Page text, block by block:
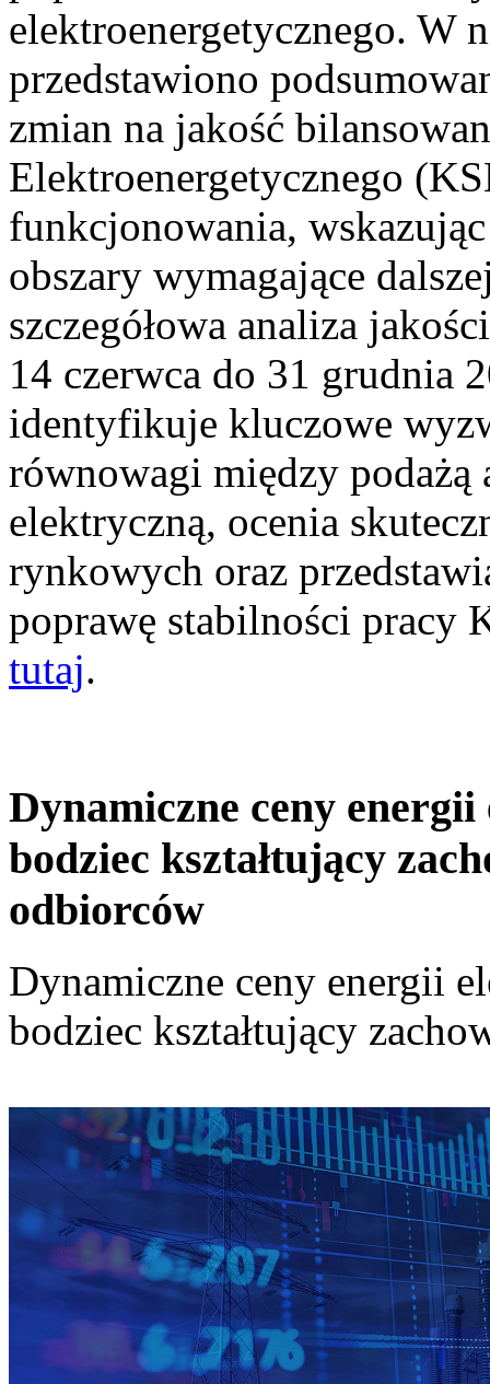
elektroenergetycznego. W
przedstawiono
zmian na jakość
Elektroenergetycznego
funkcjonowania,
obszary wymagające
szczegółowa analiza
14 czerwca do 31 grudnia
identyfikuje kluczowe
równowagi między podażą
elektryczną, ocenia
rynkowych oraz
poprawę stabilności pracy
tutaj.
Dynamiczne ceny
bodziec kształtujący
odbiorców
Dynamiczne ceny energii
bodziec kształtujący